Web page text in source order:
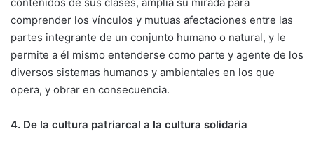
comprender los vínculos y mutuas afectaciones entre las
partes integrante de un conjunto humano o natural, y le
permite a él mismo entenderse como parte y agente de los
diversos sistemas humanos y ambientales en los que
opera, y obrar en consecuencia.
4. De la cultura patriarcal a la cultura solidaria